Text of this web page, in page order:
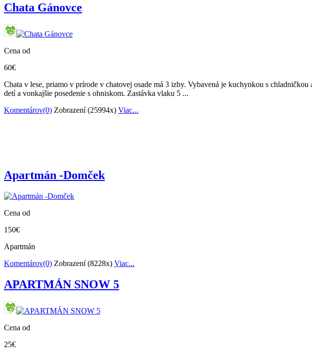
Chata Gánovce
Cena od
60€
Chata v lese, priamo v prírode v chatovej osade má 3 izby. Vybavená je kuchynkou s
detí a vonkajšie posedenie s ohniskom. Zastávka vlaku 5 ...
Komentárov(0) Zobrazení (25994x) Viac...
Apartmán -Domček
Cena od
150€
Apartmán
Komentárov(0) Zobrazení (8228x) Viac...
APARTMÁN SNOW 5
Cena od
25€